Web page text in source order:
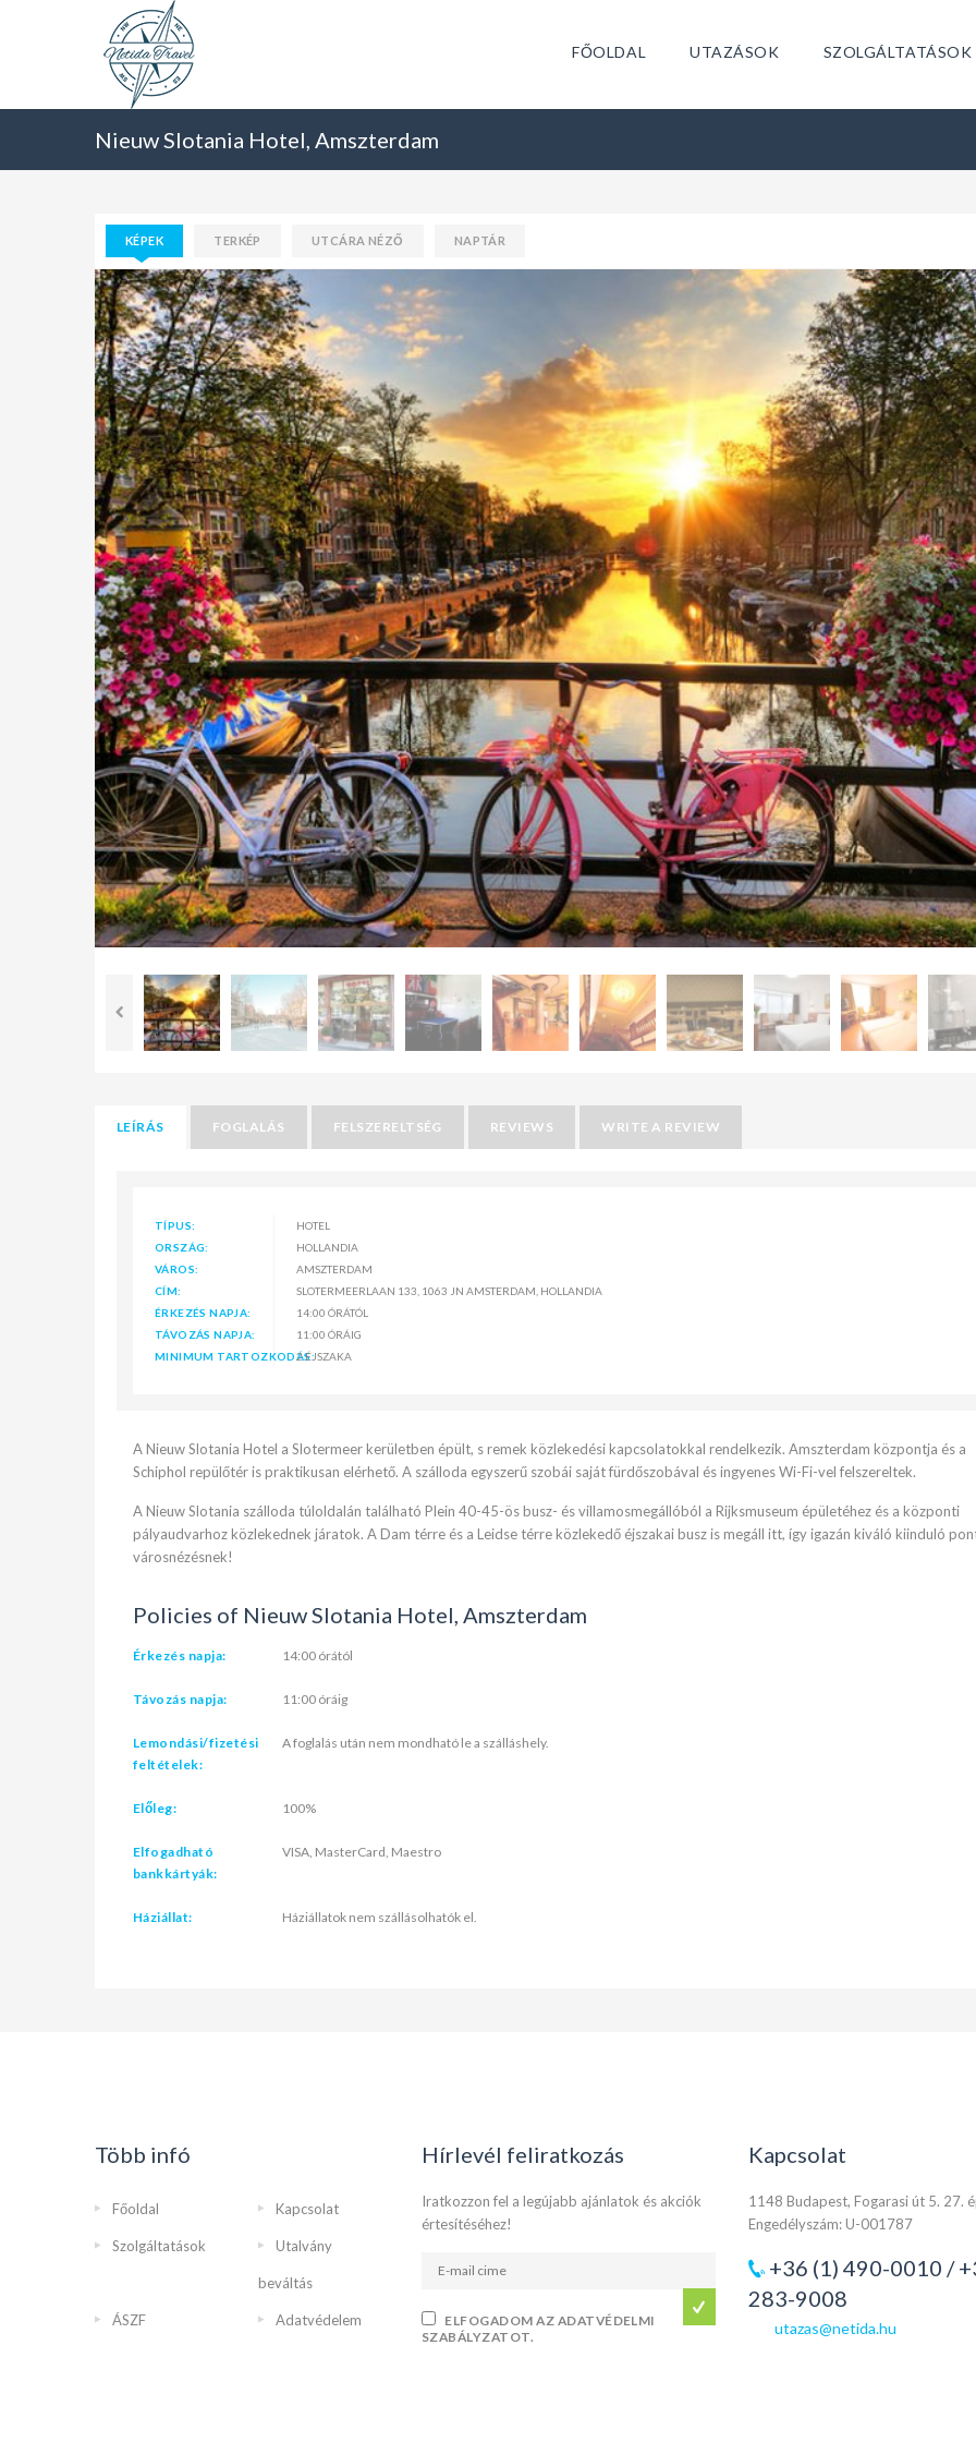
FŐOLDAL UTAZÁSOK SZOLGÁLTATÁSOK
Nieuw Slotania Hotel, Amszterdam
KÉPEK TERKÉP UTCÁRA NÉZŐ NAPTÁR
LEÍRÁS FOGLALÁS FELSZERELTSÉG REVIEWS WRITE A REVIEW
TÍPUS:
HOTEL
ORSZÁG:
HOLLANDIA
VÁROS:
AMSZTERDAM
CÍM:
SLOTERMEERLAAN 133, 1063 JN AMSTERDAM, HOLLANDIA
ÉRKEZÉS NAPJA:
14:00 ÓRÁTÓL
TÁVOZÁS NAPJA:
11:00 ÓRÁIG
MINIMUM TARTOZKODÁS:2 ÉJSZAKA
A Nieuw Slotania Hotel a Slotermeer kerületben épült, s remek közlekedési kapcsolatokkal rendelkezik. Amszterdam központja és a
Schiphol repülőtér is praktikusan elérhető. A szálloda egyszerű szobái saját fürdőszobával és ingyenes Wi-Fi-vel felszereltek.
A Nieuw Slotania szálloda túloldalán található Plein 40-45-ös busz- és villamosmegállóból a Rijksmuseum épületéhez és a központi
pályaudvarhoz közlekednek járatok. A Dam térre és a Leidse térre közlekedő éjszakai busz is megáll itt, így igazán kiváló kiinduló
városnézésnek!
Policies of Nieuw Slotania Hotel, Amszterdam
Érkezés napja: 14:00 órától
Távozás napja: 11:00 óráig
Lemondási/fizetési
feltételek:
A foglalás után nem mondható le a szálláshely.
Előleg: 100%
Elfogadható
bankkártyák:
VISA, MasterCard, Maestro
Háziállat: Háziállatok nem szállásolhatók el.
Több infó
Főoldal Kapcsolat
Szolgáltatások Utalvány
beváltás
ÁSZF Adatvédelem
Hírlevél feliratkozás
Iratkozzon fel a legújabb ajánlatok és akciók
értesítéséhez!
ELFOGADOM AZ ADATVÉDELMI
SZABÁLYZATOT.
Kapcsolat
1148 Budapest, Fogarasi út 5. 27.
Engedélyszám: U-001787
+36 (1) 490-0010 /
283-9008
utazas@netida.hu